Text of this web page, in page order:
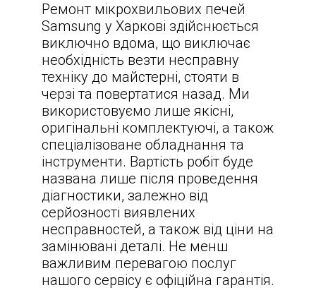
Ремонт мікрохвильових печей
Samsung у Харкові здійснюється
виключно вдома, що виключає
необхідність везти несправну
техніку до майстерні, стояти в
черзі та повертатися назад. Ми
використовуємо лише якісні,
оригінальні комплектуючі, а також
спеціалізоване обладнання та
інструменти. Вартість робіт буде
названа лише після проведення
діагностики, залежно від
серйозності виявлених
несправностей, а також від ціни на
замінювані деталі. Не менш
важливим перевагою послуг
нашого сервісу є офіційна гарантія.